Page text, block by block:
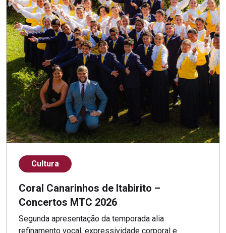
Cultura
Coral Canarinhos de Itabirito –
Concertos MTC 2026
Segunda apresentação da temporada alia
refinamento vocal, expressividade corporal e